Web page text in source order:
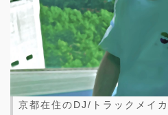
京都在住のDJ/トラックメイ